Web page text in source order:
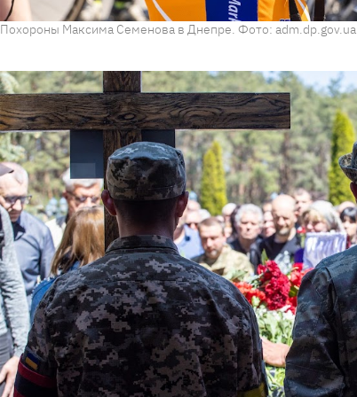
Похороны Максима Семенова в Днепре. Фото: adm.dp.gov.ua